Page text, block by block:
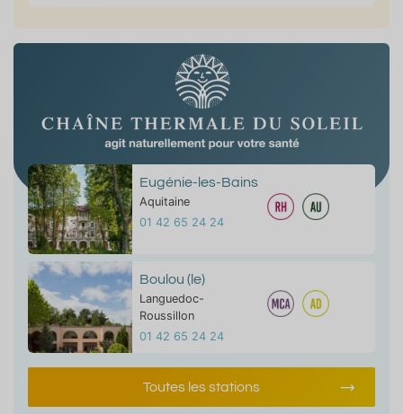
Eugénie-les-Bains
Aquitaine
01 42 65 24 24
Boulou (le)
Languedoc-
Roussillon
01 42 65 24 24
Toutes les stations